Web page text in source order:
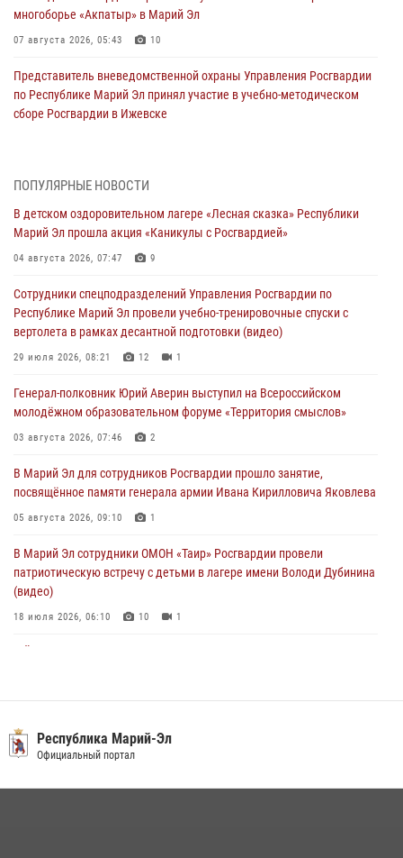
многоборье «Акпатыр» в Марий Эл
07 августа 2026, 05:43 10
Представитель вневедомственной охраны Управления Росгвардии
по Республике Марий Эл принял участие в учебно-методическом
сборе Росгвардии в Ижевске
провели более 90 проверок мест хранения гражданского оружия
06 августа 2026, 08:00
В Марий Эл сотрудники вневедомственной охраны Росгвардии за
05 августа 2026, 09:44
В Марий Эл для сотрудников Росгвардии прошло занятие,
посвящённое памяти генерала армии Ивана Кирилловича Яковлева
В детском оздоровительном лагере «Лесная сказка» Республики
Марий Эл прошла акция «Каникулы с Росгвардией»
Сотрудники Центра лицензионно-разрешительной работы
Управления Росгвардии по Республике Марий Эл приняли участие в
04 августа 2026, 06:46
ПОПУЛЯРНЫЕ НОВОСТИ
В детском оздоровительном лагере «Лесная сказка» Республики
Марий Эл прошла акция «Каникулы с Росгвардией»
04 августа 2026, 07:47 9
Сотрудники спецподразделений Управления Росгвардии по
Республике Марий Эл провели учебно-тренировочные спуски с
вертолета в рамках десантной подготовки (видео)
29 июля 2026, 08:21 12 1
Генерал-полковник Юрий Аверин выступил на Всероссийском
молодёжном образовательном форуме «Территория смыслов»
03 августа 2026, 07:46 2
В Марий Эл для сотрудников Росгвардии прошло занятие,
посвящённое памяти генерала армии Ивана Кирилловича Яковлева
05 августа 2026, 09:10 1
В Марий Эл сотрудники ОМОН «Таир» Росгвардии провели
патриотическую встречу с детьми в лагере имени Володи Дубинина
(видео)
18 июля 2026, 06:10 10 1
В Марий Эл сотрудники Росгвардии присоединились к масштабной
донорской акции (видео)
Республика Марий-Эл
Официальный портал